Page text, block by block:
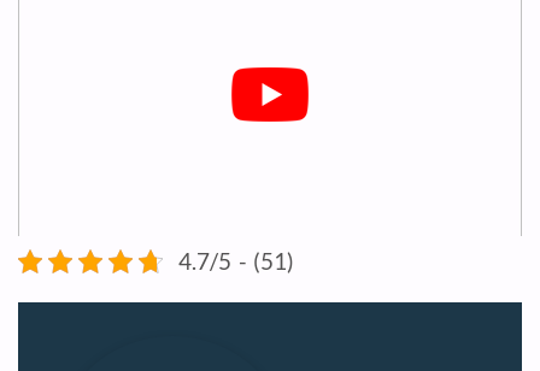
4.7/5 - (51)